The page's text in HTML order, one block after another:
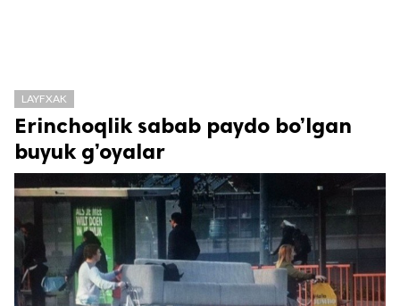
LAYFXAK
Erinchoqlik sabab paydo bo’lgan
buyuk g’oyalar